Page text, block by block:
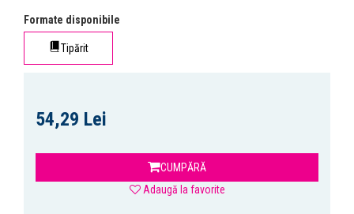
Formate disponibile
Tipărit
54,29 Lei
CUMPĂRĂ
Adaugă la favorite